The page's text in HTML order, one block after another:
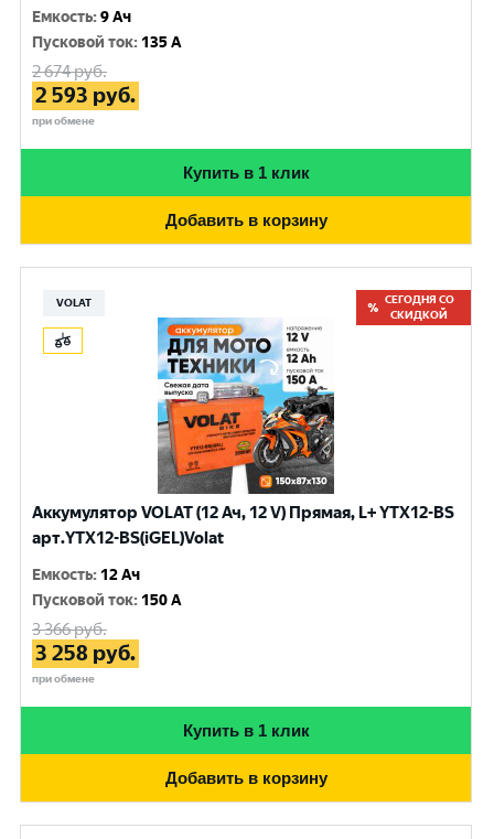
Емкость:9 Ач
Пусковой ток: 135 A
2 674руб.
2 593 руб.
при обмене
Купить в 1 клик
Добавить в корзину
VOLAT
СЕГОДНЯ СО
СКИДКОЙ
Аккумулятор VOLAT (12 Ач, 12 V) Прямая, L+ YTX12-BS
арт.YTX12-BS(iGEL)Volat
Емкость: 12 Ач
Пусковой ток: 150 A
3 366руб.
3 258 руб.
при обмене
Купить в 1 клик
Добавить в корзину